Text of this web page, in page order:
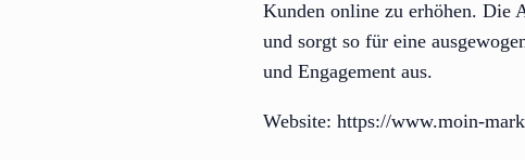
Kunden online zu erhöhen. Die
und sorgt so für eine
und Engagement aus.
Website: https://www.moin-